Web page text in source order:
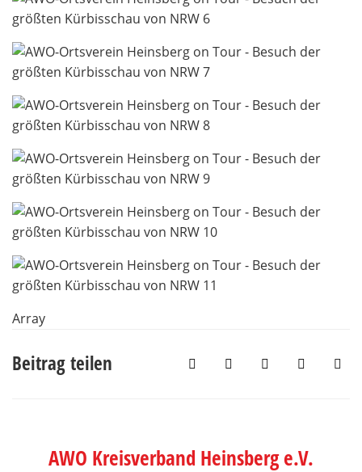
Array
Beitrag teilen
AWO Kreisverband Heinsberg e.V.